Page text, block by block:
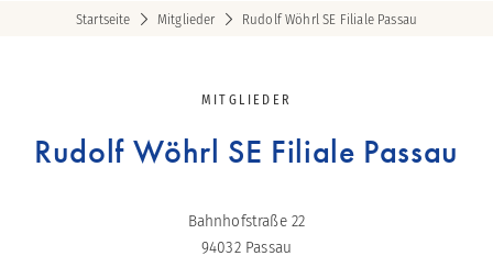
Startseite Mitglieder Rudolf Wöhrl SE Filiale Passau
MITGLIEDER
Rudolf Wöhrl SE Filiale Passau
Bahnhofstraße 22
94032 Passau